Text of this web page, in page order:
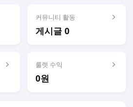
커뮤니티 활동
게시글 0
룰렛 수익
0원